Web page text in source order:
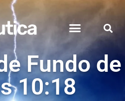
Fundo de
10:18